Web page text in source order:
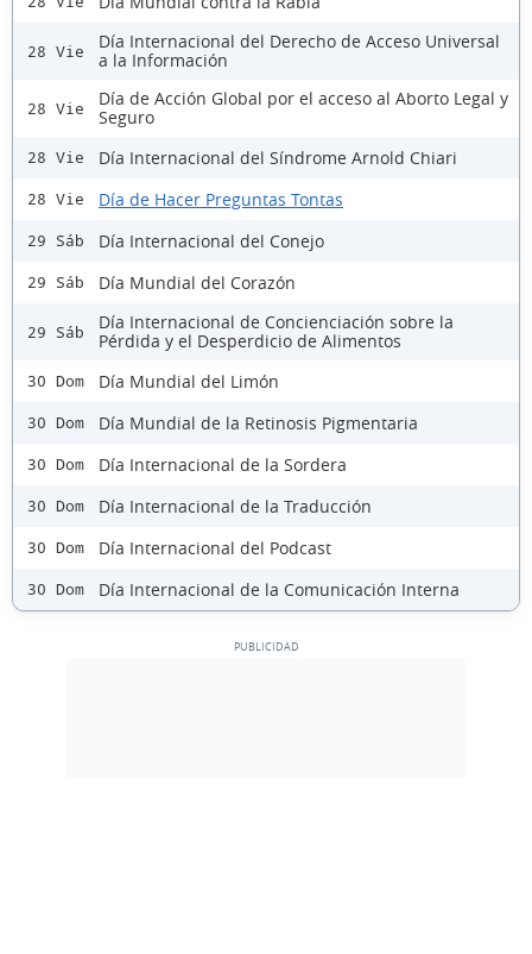
28 Vie
Día Internacional del Derecho de Acceso Universal
a la Información
28 Vie
Día de Acción Global por el acceso al Aborto Legal y
Seguro
28 Vie Día Internacional del Síndrome Arnold Chiari
28 Vie Día de Hacer Preguntas Tontas
29 Sáb Día Internacional del Conejo
29 Sáb Día Mundial del Corazón
29 Sáb
Día Internacional de Concienciación sobre la
Pérdida y el Desperdicio de Alimentos
30 Dom Día Mundial del Limón
30 Dom Día Mundial de la Retinosis Pigmentaria
30 Dom Día Internacional de la Sordera
30 Dom Día Internacional de la Traducción
30 Dom Día Internacional del Podcast
30 Dom Día Internacional de la Comunicación Interna